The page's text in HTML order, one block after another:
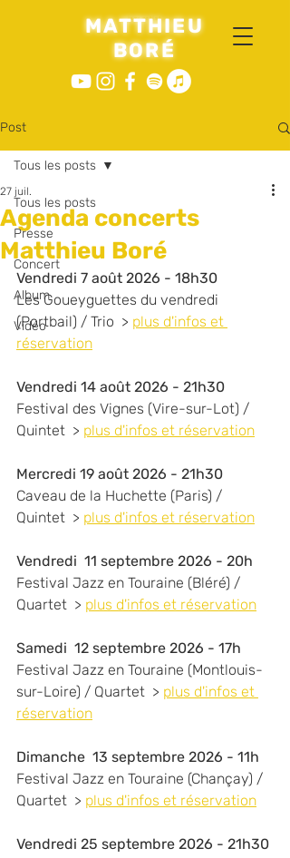
jazz artist
MATTHIEU
BORÉ
Post
Tous les posts
Presse
Concert
Album
Vidéo
Tous les posts
Agenda concerts
Matthieu Boré
27 juil.
Vendredi 7 août 2026 - 18h30
Les Goueyguettes du vendredi
(Portbail) / Trio  > plus d'infos et
réservation
Vendredi 14 août 2026 - 21h30
Festival des Vignes (Vire-sur-Lot) /
Quintet  > plus d'infos et réservation
Mercredi 19 août 2026 - 21h30
Caveau de la Huchette (Paris) /
Quintet  > plus d'infos et réservation
Vendredi  11 septembre 2026 - 20h
Festival Jazz en Touraine (Bléré) /
Quartet  > plus d'infos et réservation
Samedi  12 septembre 2026 - 17h
Festival Jazz en Touraine (Montlouis-
sur-Loire) / Quartet  > plus d'infos et
réservation
Dimanche  13 septembre 2026 - 11h
Festival Jazz en Touraine (Chançay) /
Quartet  > plus d'infos et réservation
Vendredi 25 septembre 2026 - 21h30